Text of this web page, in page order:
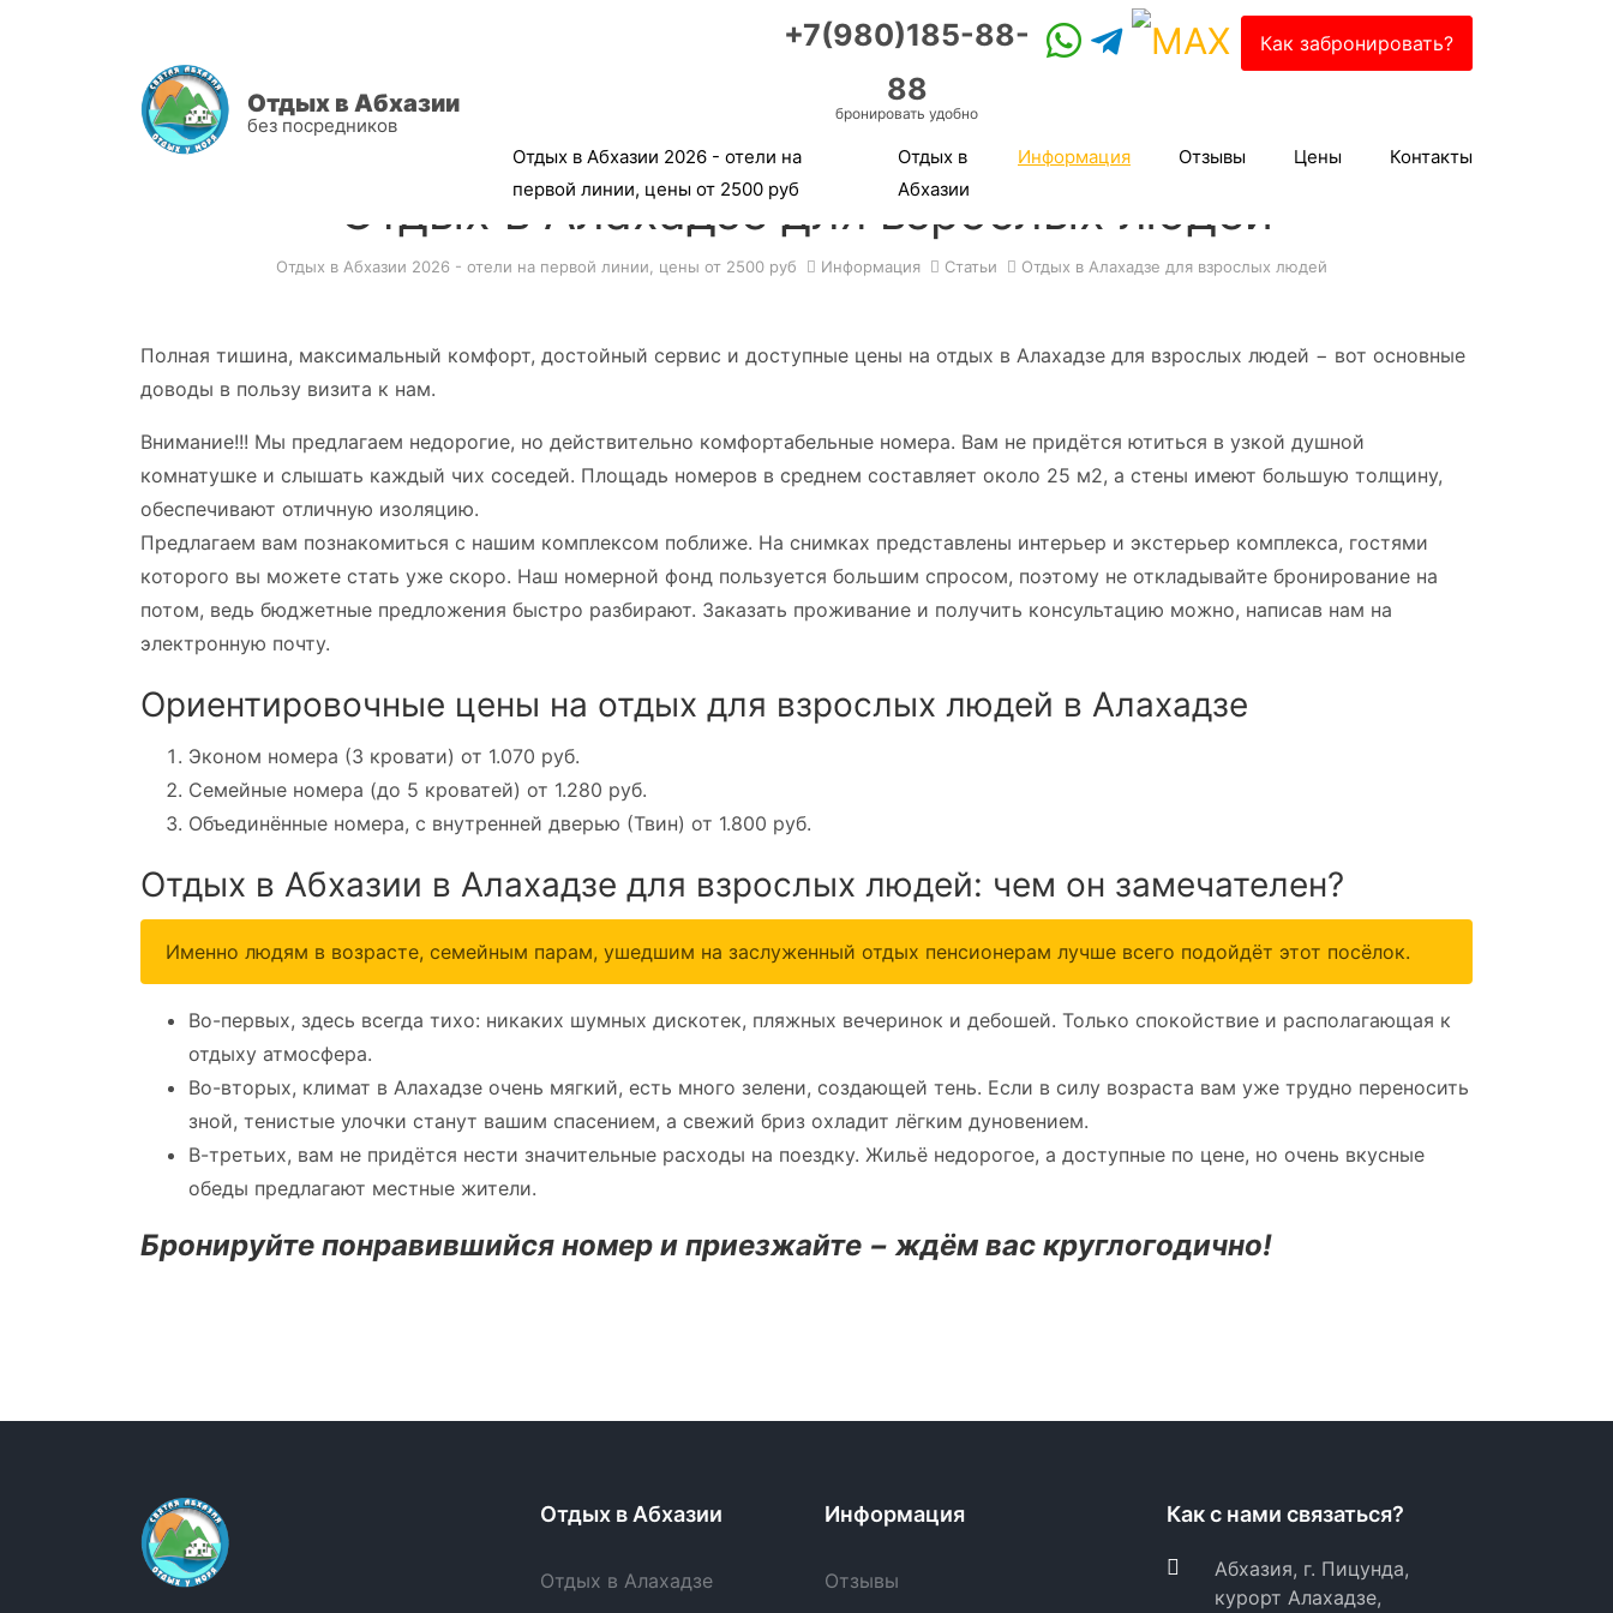
Отдых в Абхазии
без посредников
+7(980)185-88-
88
бронировать удобно
Как забронировать?
Отдых в Абхазии 2026 - отели на
первой линии, цены от 2500 руб
Отдых в
Абхазии
Информация Отзывы Цены Контакты
Отдых в Алахадзе для взрослых людей
Отдых в Абхазии 2026 - отели на первой линии, цены от 2500 руб Информация Статьи Отдых в Алахадзе для взрослых людей
Полная тишина, максимальный комфорт, достойный сервис и доступные цены на отдых в Алахадзе для взрослых людей − вот основные
доводы в пользу визита к нам.
Внимание!!! Мы предлагаем недорогие, но действительно комфортабельные номера. Вам не придётся ютиться в узкой душной
комнатушке и слышать каждый чих соседей. Площадь номеров в среднем составляет около 25 м2, а стены имеют большую толщину,
обеспечивают отличную изоляцию.
Предлагаем вам познакомиться с нашим комплексом поближе. На снимках представлены интерьер и экстерьер комплекса, гостями
которого вы можете стать уже скоро. Наш номерной фонд пользуется большим спросом, поэтому не откладывайте бронирование на
потом, ведь бюджетные предложения быстро разбирают. Заказать проживание и получить консультацию можно, написав нам на
электронную почту.
Ориентировочные цены на отдых для взрослых людей в Алахадзе
Эконом номера (3 кровати) от 1.070 руб.
Семейные номера (до 5 кроватей) от 1.280 руб.
Объединённые номера, с внутренней дверью (Твин) от 1.800 руб.
Отдых в Абхазии в Алахадзе для взрослых людей: чем он замечателен?
Именно людям в возрасте, семейным парам, ушедшим на заслуженный отдых пенсионерам лучше всего подойдёт этот посёлок.
Во-первых, здесь всегда тихо: никаких шумных дискотек, пляжных вечеринок и дебошей. Только спокойствие и располагающая к
отдыху атмосфера.
Во-вторых, климат в Алахадзе очень мягкий, есть много зелени, создающей тень. Если в силу возраста вам уже трудно переносить
зной, тенистые улочки станут вашим спасением, а свежий бриз охладит лёгким дуновением.
В-третьих, вам не придётся нести значительные расходы на поездку. Жильё недорогое, а доступные по цене, но очень вкусные
обеды предлагают местные жители.
Бронируйте понравившийся номер и приезжайте − ждём вас круглогодично!
Отдых в Абхазии
Отдых в Алахадзе
Информация
Отзывы
Как с нами связаться?
Абхазия, г. Пицунда,
курорт Алахадзе,